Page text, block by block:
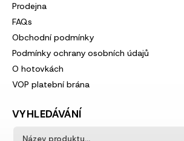
Prodejna
FAQs
Obchodní podmínky
Podmínky ochrany osobních údajů
O hotovkách
VOP platební brána
VYHLEDÁVÁNÍ